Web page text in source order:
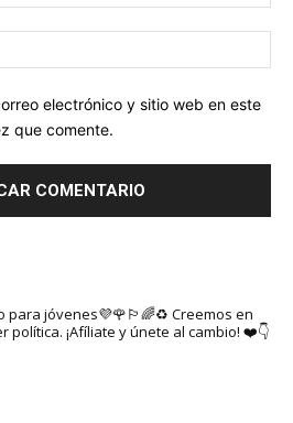
electrónico y sitio web en este
que comente.
para jóvenes💜🌹🏳️‍🌈♻️ Creemos en
política. ¡Afíliate y únete al cambio! ❤️👇